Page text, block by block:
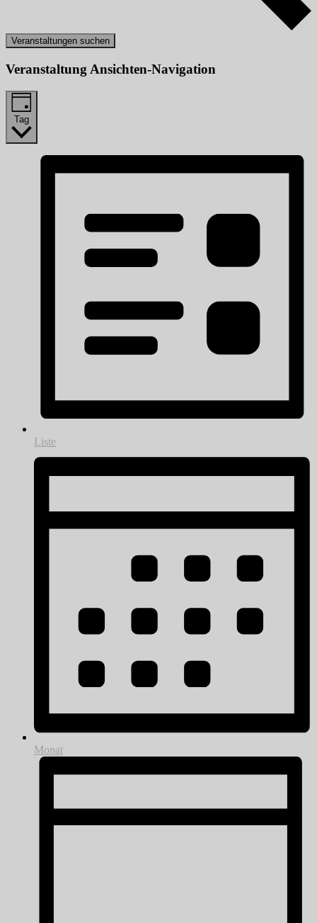
Veranstaltungen suchen
Veranstaltung Ansichten-Navigation
Tag
Liste
Monat